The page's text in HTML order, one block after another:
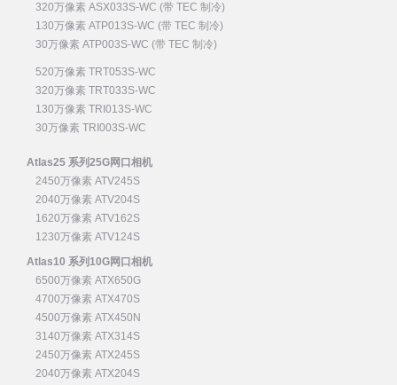
320万像素 ASX033S-WC (带 TEC 制冷)
130万像素 ATP013S-WC (带 TEC 制冷)
30万像素 ATP003S-WC (带 TEC 制冷)
520万像素 TRT053S-WC
320万像素 TRT033S-WC
130万像素 TRI013S-WC
30万像素 TRI003S-WC
Atlas25 系列25G网口相机
2450万像素 ATV245S
2040万像素 ATV204S
1620万像素 ATV162S
1230万像素 ATV124S
Atlas10 系列10G网口相机
6500万像素 ATX650G
4700万像素 ATX470S
4500万像素 ATX450N
3140万像素 ATX314S
2450万像素 ATX245S
2040万像素 ATX204S